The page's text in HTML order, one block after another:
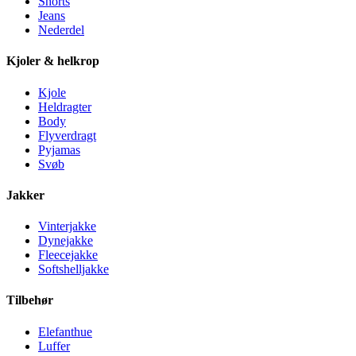
Jeans
Nederdel
Kjoler & helkrop
Kjole
Heldragter
Body
Flyverdragt
Pyjamas
Svøb
Jakker
Vinterjakke
Dynejakke
Fleecejakke
Softshelljakke
Tilbehør
Elefanthue
Luffer